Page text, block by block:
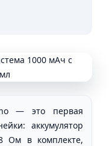
— это первая
аккумулятор
Ом в комплекте,